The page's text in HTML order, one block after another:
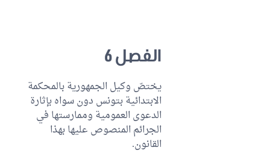
الفصل 6
يختصّ وكيل الجمهورية بالمحكمة
الابتدائية بتونس دون سواه بإثارة
الدعوى العمومية وممارستها في
الجرائم المنصوص عليها بهذا
القانون.